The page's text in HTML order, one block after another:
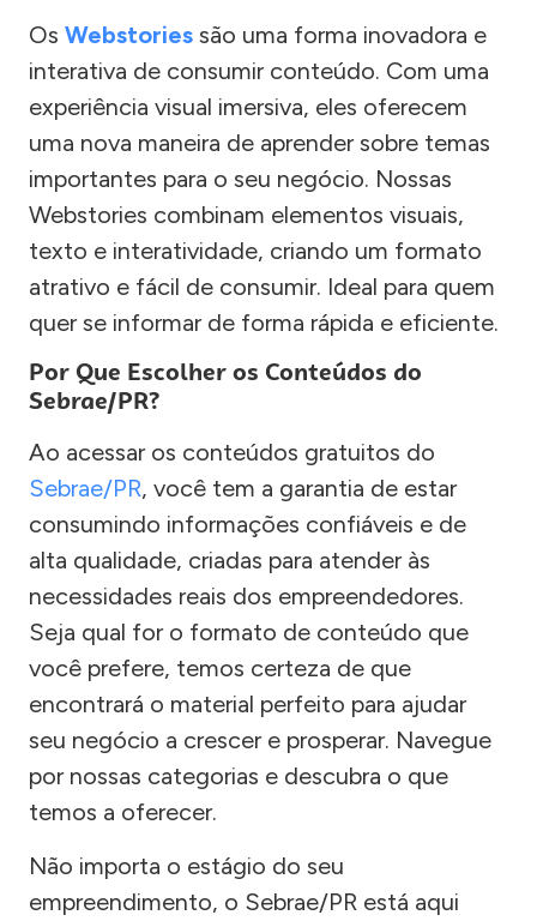
Os Webstories são uma forma inovadora e
interativa de consumir conteúdo. Com uma
experiência visual imersiva, eles oferecem
uma nova maneira de aprender sobre temas
importantes para o seu negócio. Nossas
Webstories combinam elementos visuais,
texto e interatividade, criando um formato
atrativo e fácil de consumir. Ideal para quem
quer se informar de forma rápida e eficiente.
Por Que Escolher os Conteúdos do
Sebrae/PR?
Ao acessar os conteúdos gratuitos do
Sebrae/PR, você tem a garantia de estar
consumindo informações confiáveis e de
alta qualidade, criadas para atender às
necessidades reais dos empreendedores.
Seja qual for o formato de conteúdo que
você prefere, temos certeza de que
encontrará o material perfeito para ajudar
seu negócio a crescer e prosperar. Navegue
por nossas categorias e descubra o que
temos a oferecer.
Não importa o estágio do seu
empreendimento, o Sebrae/PR está aqui